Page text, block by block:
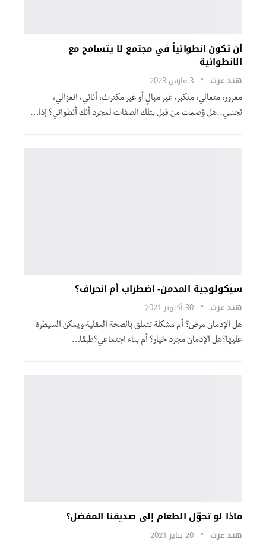
أن تكون انطوائياً في مجتمع لا يتسامح مع
الانطوائية
هند عزت 3 مارس 2023
مغرور، متعالي، متكبر، غير مبالٍ أو غير مكترث، أناني، انعزالي،
تجنبي..هل وُصمت من قبل بتلك الصفات لمجرد أنك أنطوائي؟ إذا…
سيكولوجية المدمن- اضطراب أم انحراف؟
هند عزت 30 أكتوبر 2021
هل الإدمان مرض؟ أم مشكلة تتعلق بالصحة العقلية ويمكن السيطرة
عليها؟هل الإدمان مجرد خيار؟ أم بناء اجتماعي؟طبقا…
ماذا لو تحوّل الطعام إلى صديقنا المفضل؟
هند عزت 20 يناير 2021